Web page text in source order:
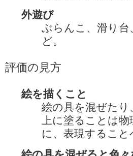
外遊び
ぶらんこ、滑り台
ど。
評価の見方
絵を描くこと
絵の具を混ぜた
上に塗ることは
に、表現するこ